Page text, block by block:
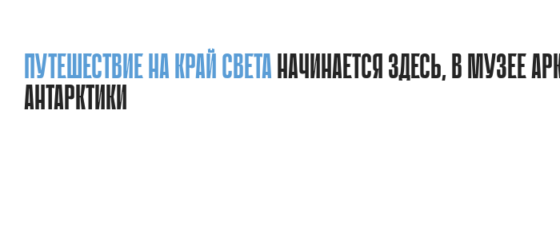
ПУТЕШЕСТВИЕ НА КРАЙ СВЕТАНАЧИНАЕТСЯ ЗДЕСЬ, В МУЗЕЕ
АНТАРКТИКИ